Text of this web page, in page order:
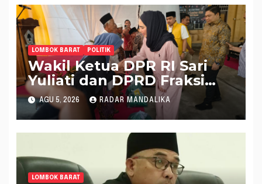
LOMBOK BARAT POLITIK
Wakil Ketua DPR RI Sari
Yuliati dan DPRD Fraksi
Golkar Kolaborasi
Alokasikan Ratusan Unit
Bantuan RTLH
AGU 5, 2026 RADAR MANDALIKA
LOMBOK BARAT